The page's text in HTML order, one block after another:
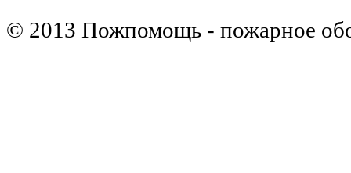
© 2013 Пожпомощь - пожарное